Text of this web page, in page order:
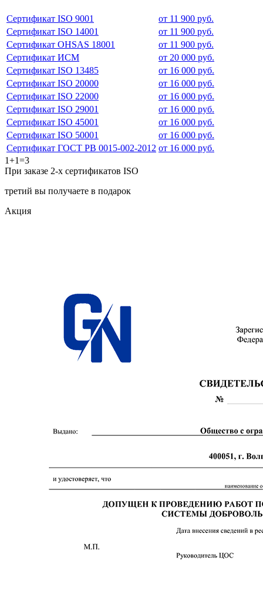
Сертификат ISO 9001
от 11 900 руб.
Сертификат ISO 14001
от 11 900 руб.
Сертификат OHSAS 18001
от 11 900 руб.
Сертификат ИСМ
от 20 000 руб.
Сертификат ISO 13485
от 16 000 руб.
Сертификат ISO 20000
от 16 000 руб.
Сертификат ISO 22000
от 16 000 руб.
Сертификат ISO 29001
от 16 000 руб.
Сертификат ISO 45001
от 16 000 руб.
Сертификат ISO 50001
от 16 000 руб.
Сертификат ГОСТ РВ 0015-002-2012 от 16 000 руб.
1+1=3
При заказе 2-х сертификатов ISO
третий вы получаете в подарок
Акция